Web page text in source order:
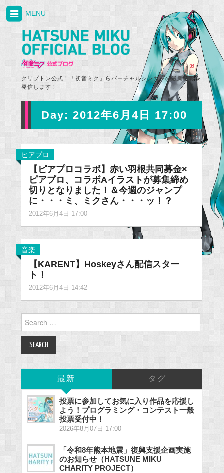
クリプトン公式！「初音ミク」らバーチャルシンガーの最新情報を
発信します！
MENU
Day: 2012年6月4日 17:00
ピアプロ
【ピアプロコラボ】赤い羽根共同募金×
ピアプロ、コラボAイラストが募集締め
切りとなりました！＆今週のジャンプ
に・・・ミ、ミクさん・・・ッ！？
2012年6月4日 17:00
音楽
【KARENT】Hoskeyさん配信スター
ト！
2012年6月4日 14:42
Search
for:
最新 タグ
投票に参加してお気に入り作品を応援し
よう！プログラミング・コンテスト一般
投票受付中！
2026年8月07日 17:00
「令和8年熊本地震」復興支援企画実施
のお知らせ（HATSUNE MIKU
CHARITY PROJECT）